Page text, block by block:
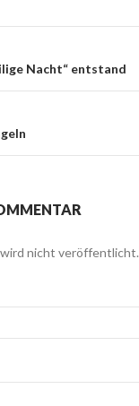
Nacht“ entstand
nicht veröffentlicht.